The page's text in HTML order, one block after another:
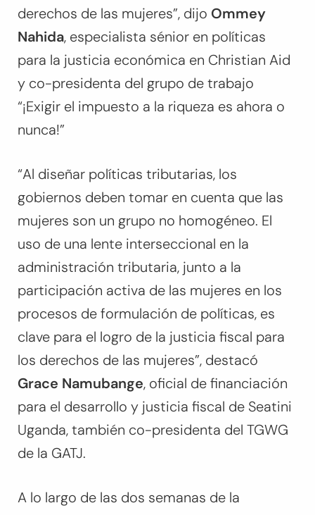
derechos de las mujeres”, dijo Ommey
Nahida, especialista sénior en políticas
para la justicia económica en Christian Aid
y co-presidenta del grupo de trabajo
“¡Exigir el impuesto a la riqueza es ahora o
nunca!”
“Al diseñar políticas tributarias, los
gobiernos deben tomar en cuenta que las
mujeres son un grupo no homogéneo. El
uso de una lente interseccional en la
administración tributaria, junto a la
participación activa de las mujeres en los
procesos de formulación de políticas, es
clave para el logro de la justicia fiscal para
los derechos de las mujeres”, destacó
Grace Namubange, oficial de financiación
para el desarrollo y justicia fiscal de Seatini
Uganda, también co-presidenta del TGWG
de la GATJ.
A lo largo de las dos semanas de la